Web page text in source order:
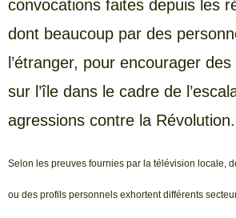
convocations faites depuis les
dont beaucoup par des
l’étranger, pour encourager
sur l’île dans le cadre de
agressions contre la Révolution.
Selon les preuves fournies par la télévision locale,
ou des profils personnels exhortent différents